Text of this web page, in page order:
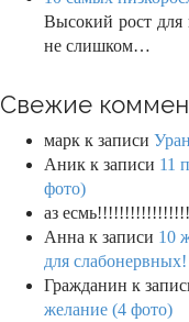
Высокий рост для
не слишком…
Свежие
марк к записи
Аник к записи 11
фото)
аз
Анна к записи 10
для
Гражданин к
желание (4 фото)